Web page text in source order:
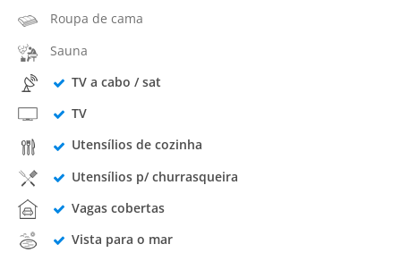
Roupa de cama
Sauna
TV a cabo / sat
TV
Utensílios de cozinha
Utensílios p/ churrasqueira
Vagas cobertas
Vista para o mar